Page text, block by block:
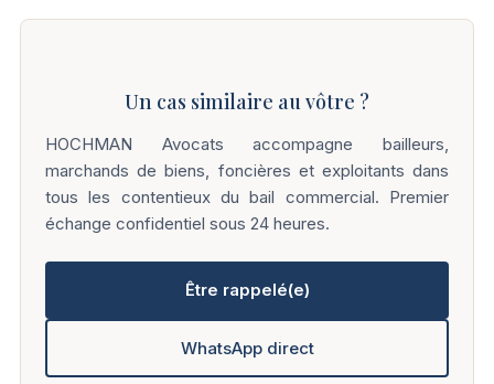
Un cas similaire au vôtre ?
HOCHMAN Avocats accompagne bailleurs,
marchands de biens, foncières et exploitants dans
tous les contentieux du bail commercial. Premier
échange confidentiel sous 24 heures.
Être rappelé(e)
WhatsApp direct